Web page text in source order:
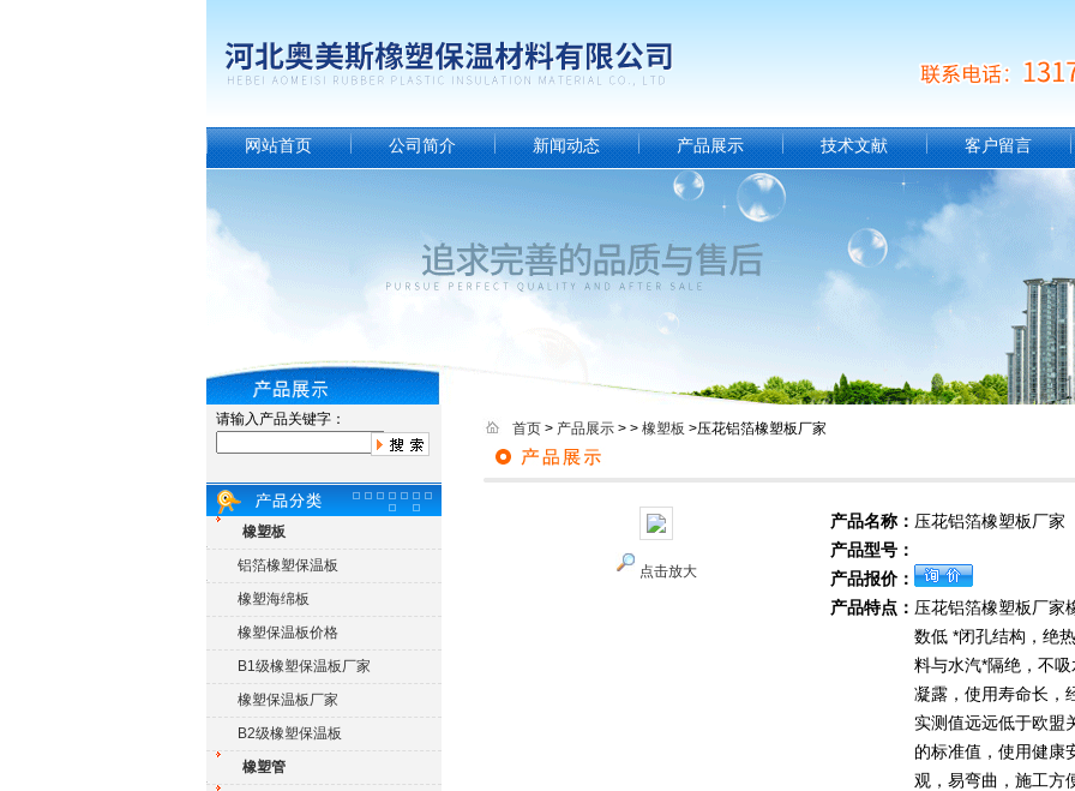
网站首页 公司简介 新闻动态 产品展示 技术文献 客户留言
请输入产品关键字：
橡塑板
铝箔橡塑保温板
橡塑海绵板
橡塑保温板价格
B1级橡塑保温板厂家
橡塑保温板厂家
B2级橡塑保温板
橡塑管
首页 > 产品展示 > > 橡塑板 >压花铝箔橡塑板厂家
点击放大
产品名称： 压花铝箔橡塑板厂家
产品型号：
产品报价：
产品特点： 压花铝箔橡塑板厂家
数低 *闭孔结构，绝
料与水汽*隔绝，不
凝露，使用寿命长，
实测值远远低于欧盟
的标准值，使用健康
观，易弯曲，施工方